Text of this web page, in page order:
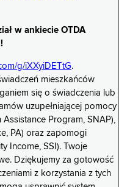
w ankiecie OTDA
g/iXXyiDETtG.
mieszkańców
się o świadczenia lub
uzupełniającej pomocy
Program, SNAP),
PA) oraz zapomogi
Income, SSI). Twoje
Dziękujemy za gotowość
z korzystania z tych